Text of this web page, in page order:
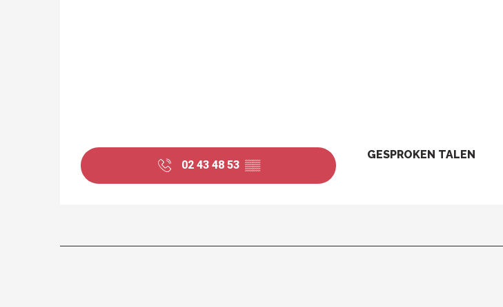
02 43 48 53 ▒▒
GESPROKEN TALEN
GESPROKEN TALEN